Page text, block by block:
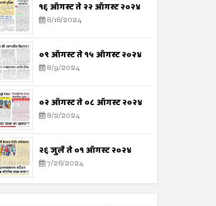
१६ ऑगस्ट ते २२ ऑगस्ट २०२४
8/16/2024
०९ ऑगस्ट ते १५ ऑगस्ट २०२४
8/9/2024
०२ ऑगस्ट ते ०८ ऑगस्ट २०२४
8/2/2024
२६ जुलै ते ०१ ऑगस्ट २०२४
7/26/2024